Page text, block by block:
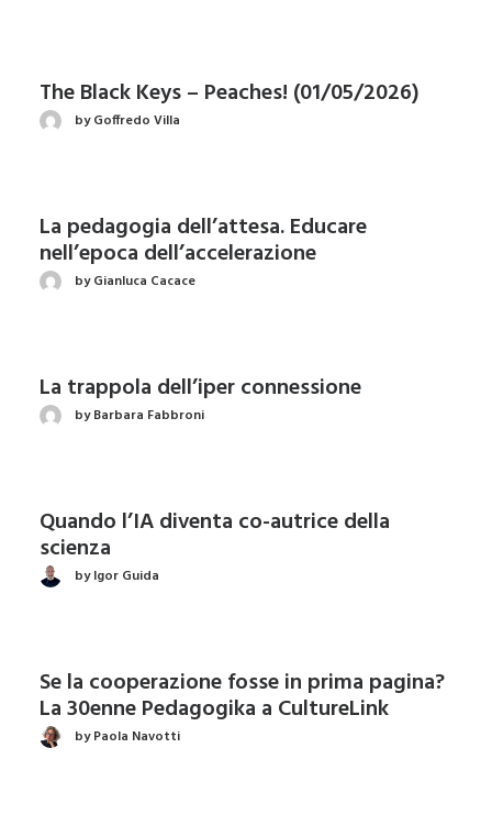
The Black Keys – Peaches! (01/05/2026)
by Goffredo Villa
La pedagogia dell’attesa. Educare
nell’epoca dell’accelerazione
by Gianluca Cacace
La trappola dell’iper connessione
by Barbara Fabbroni
Quando l’IA diventa co-autrice della
scienza
by Igor Guida
Se la cooperazione fosse in prima pagina?
La 30enne Pedagogika a CultureLink
by Paola Navotti